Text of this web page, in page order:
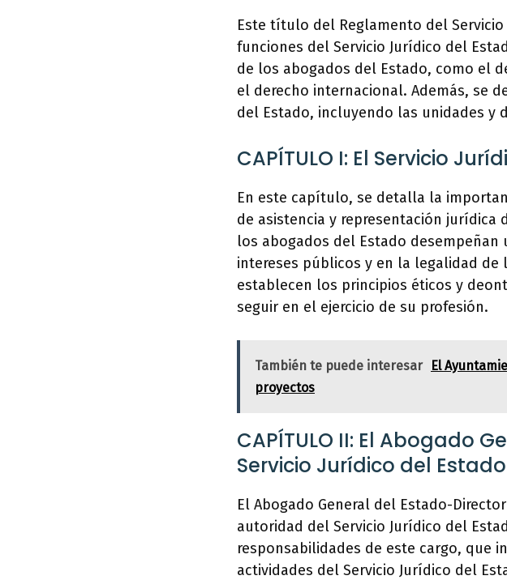
Este título del Reglamento del
funciones del Servicio Jurídico del
de los abogados del Estado, como el
el derecho internacional. Además, se
del Estado, incluyendo las unidades y
CAPÍTULO I: El Servicio
En este capítulo, se detalla la
de asistencia y representación jurídica
los abogados del Estado
intereses públicos y en la legalidad de
establecen los principios éticos y
seguir en el ejercicio de su profesión.
También te puede interesar
El
proyectos
CAPÍTULO II: El Abogado
Servicio Jurídico del Estado
El Abogado General del Estado-
autoridad del Servicio Jurídico del
responsabilidades de este cargo, que
actividades del Servicio Jurídico del